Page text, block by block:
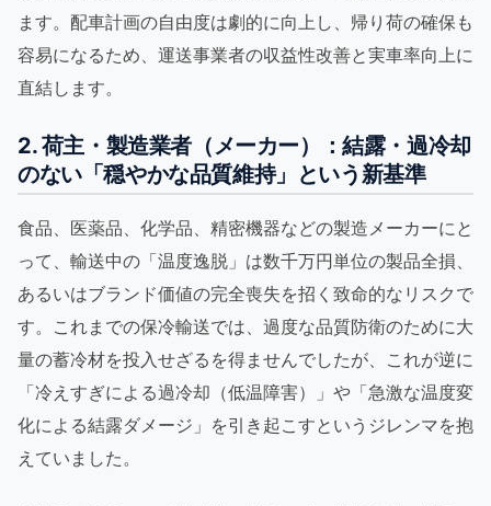
ます。配車計画の自由度は劇的に向上し、帰り荷の確保も
容易になるため、運送事業者の収益性改善と実車率向上に
直結します。
2. 荷主・製造業者（メーカー）：結露・過冷却
のない「穏やかな品質維持」という新基準
食品、医薬品、化学品、精密機器などの製造メーカーにと
って、輸送中の「温度逸脱」は数千万円単位の製品全損、
あるいはブランド価値の完全喪失を招く致命的なリスクで
す。これまでの保冷輸送では、過度な品質防衛のために大
量の蓄冷材を投入せざるを得ませんでしたが、これが逆に
「冷えすぎによる過冷却（低温障害）」や「急激な温度変
化による結露ダメージ」を引き起こすというジレンマを抱
えていました。